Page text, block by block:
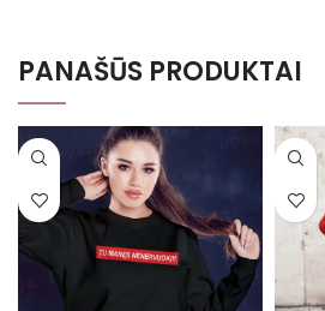
PANAŠŪS PRODUKTAI